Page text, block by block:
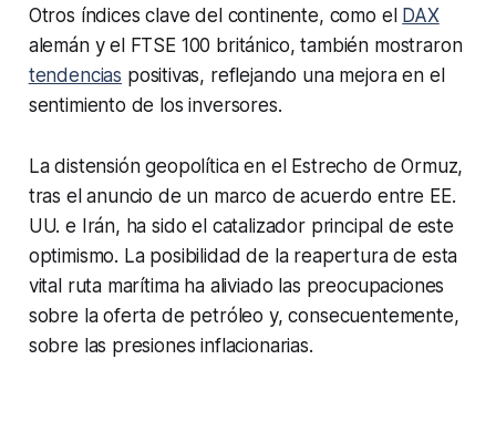
Otros índices clave del continente, como el DAX
alemán y el FTSE 100 británico, también mostraron
tendencias positivas, reflejando una mejora en el
sentimiento de los inversores.
La distensión geopolítica en el Estrecho de Ormuz,
tras el anuncio de un marco de acuerdo entre EE.
UU. e Irán, ha sido el catalizador principal de este
optimismo. La posibilidad de la reapertura de esta
vital ruta marítima ha aliviado las preocupaciones
sobre la oferta de petróleo y, consecuentemente,
sobre las presiones inflacionarias.